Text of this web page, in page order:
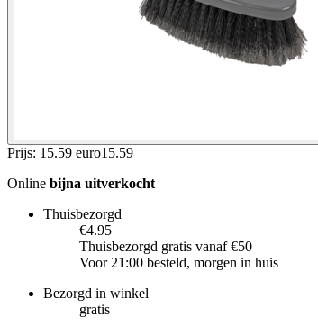
Prijs: 15.59 euro15.59
Online bijna uitverkocht
Thuisbezorgd
€4.95
Thuisbezorgd gratis vanaf €50
Voor 21:00 besteld, morgen in huis
Bezorgd in winkel
gratis